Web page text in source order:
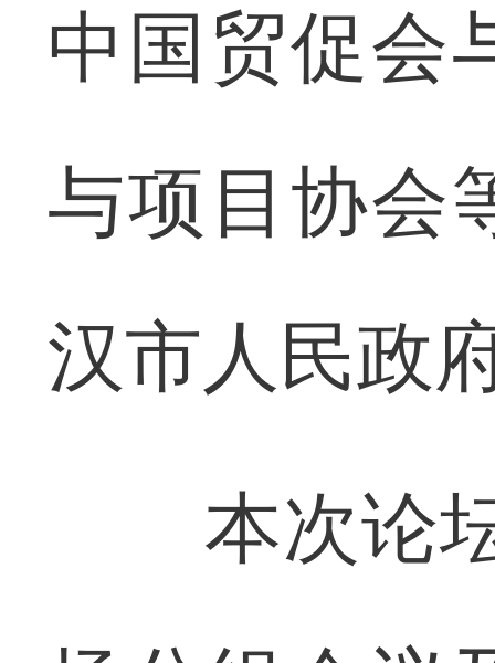
中国贸促会
与项目协会
汉市人民政
本次论坛